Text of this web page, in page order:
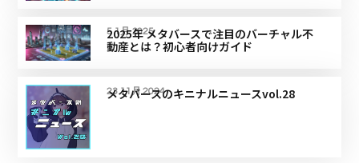
5 1月 2025
2025年 メタバースで注目のバーチャル不
動産とは？初心者向けガイド
23 11月 2024
メタバースのキニナルニュースvol.28